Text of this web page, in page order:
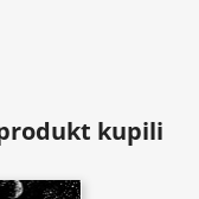
kupili